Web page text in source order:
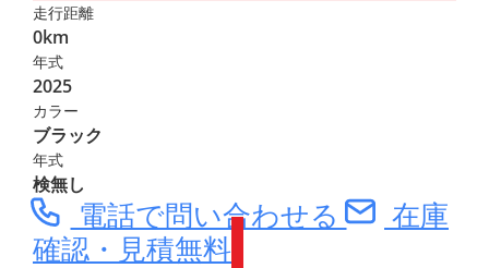
走行距離
0km
年式
2025
カラー
ブラック
年式
検無し
電話で問い合わせる
在庫
確認・見積無料